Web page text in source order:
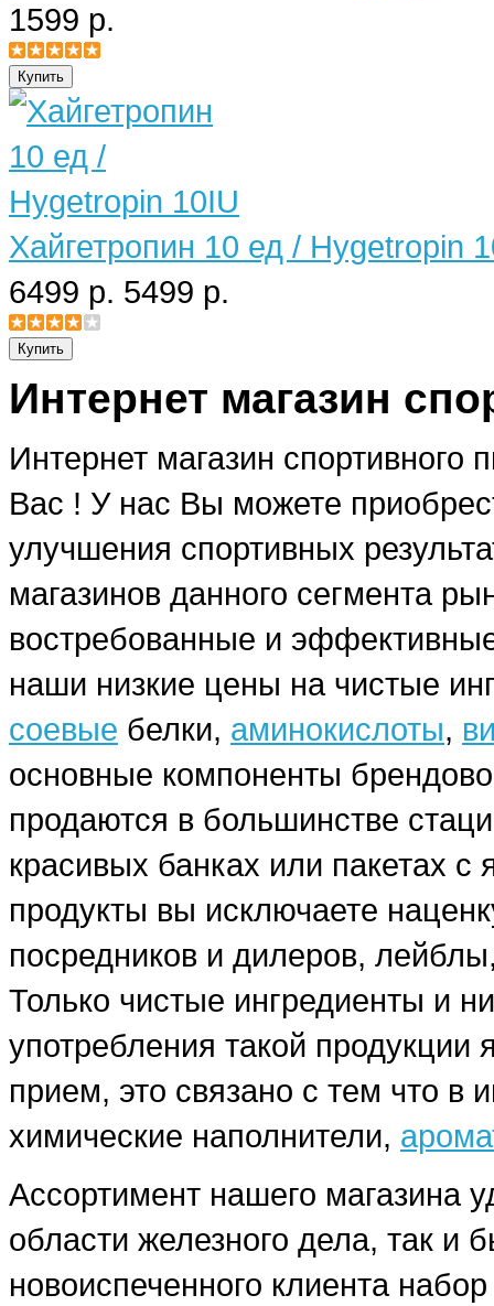
1599 р.
Хайгетропин 10 ед / Hygetropin
6499 р. 5499 р.
Интернет магазин
Интернет магазин спортивного
Вас ! У нас Вы можете
улучшения спортивных
магазинов данного сегмента
востребованные и
наши низкие цены на чистые
соевые белки, аминокислоты,
основные компоненты
продаются в большинстве
красивых банках или пакетах
продукты вы исключаете
посредников и дилеров,
Только чистые ингредиенты и
употребления такой продукции
прием, это связано с тем что в
химические наполнители,
Ассортимент нашего магазина
области железного дела, так и
новоиспеченного клиента